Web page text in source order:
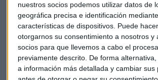
nuestros socios podemos utilizar datos de
geográfica precisa e identificación
características de dispositivos. Puede
otorgarnos su consentimiento a nosotros y
socios para que llevemos a cabo el
previamente descrito. De forma
a información más detallada y cambiar sus
“Marchionne fue una figura central en la
ejecución y patrocinio de la actividad
Glidden.
GM aseguró que estas prácticas
pagando salarios más altos que FCA,